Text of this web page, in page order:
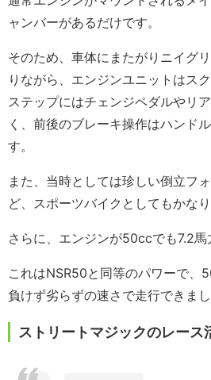
ャンバーがあるだけです。
そのため、車体にまたがりニイグ
りながら、エンジンユニットはス
ステップにはチェンジペダルやリ
く、前後のブレーキ操作はハンド
す。
また、当時としては珍しい倒立フ
ど、スポーツバイクとしてもかな
さらに、エンジンが50ccでも7.2馬
これはNSR50と同等のパワーで、
負けず劣らずの速さで走行できまし
ストリートマジックのレース